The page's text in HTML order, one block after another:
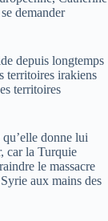
demander
depuis longtemps
territoires irakiens
territoires
donne lui
car la Turquie
le massacre
aux mains des